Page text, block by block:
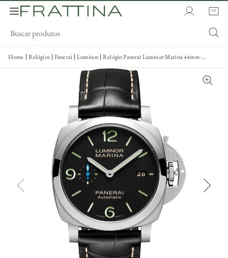
Home Relógios Panerai Luminor Relógio Panerai Luminor Marina 44mm -
Pam01312